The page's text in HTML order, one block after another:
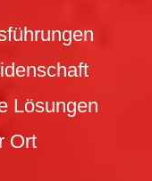
Lösungen
Ort